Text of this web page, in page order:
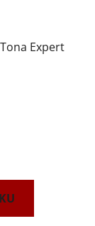
Expert